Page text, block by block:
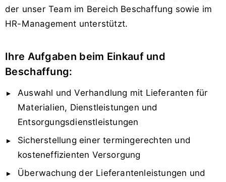
der unser Team im Bereich Beschaffung sowie im
HR-Management unterstützt.
Ihre Aufgaben beim Einkauf und
Beschaffung:
Auswahl und Verhandlung mit Lieferanten für
Materialien, Dienstleistungen und
Entsorgungsdienstleistungen
Sicherstellung einer termingerechten und
kosteneffizienten Versorgung
Überwachung der Lieferantenleistungen und